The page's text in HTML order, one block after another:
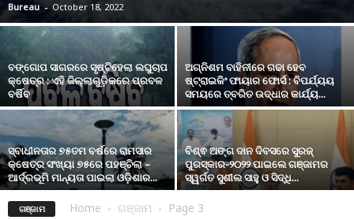
Bureau - October 18, 2022
ବଙ୍ଗୋପ ସାଗରରେ ସୃଷ୍ଟିହେଲା ଲଘୁଚାପ
କ୍ଷେତ୍ର : ଏହି ଜିଲ୍ଲାଗୁଡ଼ିକରେ ପ୍ରବଳ
ବର୍ଷିବ
ଅଗ୍ନିଶମ ବାହିନୀରେ ଗଢା ହେବ
ଷ୍ଟ୍ରାଇକିଂ ଫାୟାର ଫୋର୍ସ : ବିପର୍ଯ୍ୟୟ
ସମୟରେ ତ୍ବରିତ ଉଦ୍ଧାର କାର୍ଯ୍ୟ...
ସ୍ବାଧୀନତାର ୭୫ତମ ବର୍ଷରେ ରାମସାର
କ୍ଷେତ୍ର ସଂଖ୍ୟା ୭୫ରେ ପହଞ୍ଚିଲା –
ଆର୍ଦ୍ରଭୂମି ମାନ୍ୟତା ପାଇଲା ଓଡ଼ିଶାର...
ବିଶ୍ଵ ଅଙ୍ଗ ଦାନ ଦିବସରେ ସୁରଜ୍
ପୁରସ୍କାର-୨୦୨୨ ପାଇଲେ ଗଞ୍ଜାମର
ସ୍ୱର୍ଗତ ସୁଶୀଲ ସାହୁ ଓ ସିଦ୍ଧି...
ଗଞ୍ଜାମ Home ଗଞ୍ଜାମ Page 3